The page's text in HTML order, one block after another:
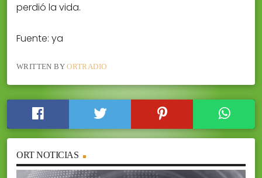
perdió la vida.
Fuente: ya
WRITTEN BYORTRADIO
ORT NOTICIAS